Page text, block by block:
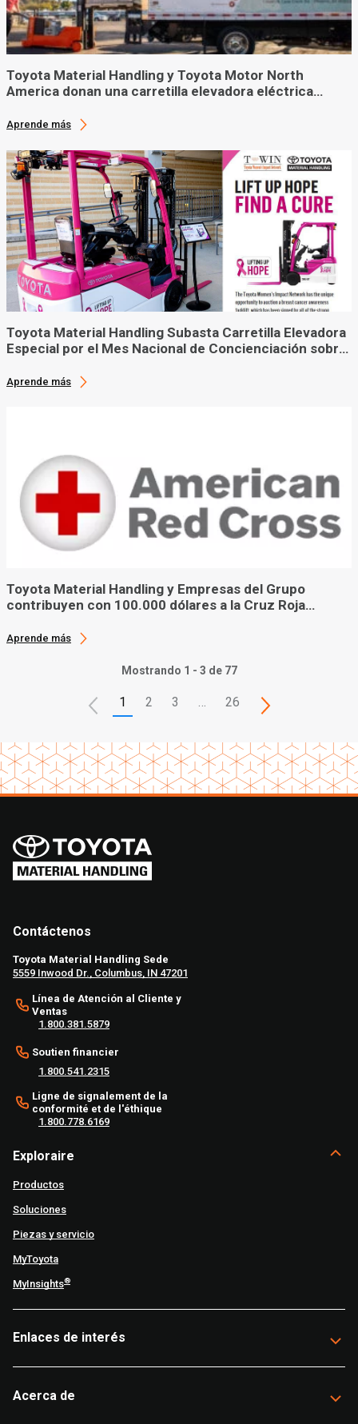
Toyota Material Handling y Toyota Motor North
America donan una carretilla elevadora eléctrica
Phoenix
Aprende más
Toyota Material Handling Subasta Carretilla Elevadora
Especial por el Mes Nacional de Concienciación sobre
Aprende más
Toyota Material Handling y Empresas del Grupo
contribuyen con 100.000 dólares a la Cruz Roja
Aprende más
Mostrando 1 - 3 de 77
1 2 3 … 26
Contáctenos
Toyota Material Handling Sede
5559 Inwood Dr., Columbus, IN 47201
Línea de Atención al Cliente y
Ventas
1.800.381.5879
Soutien financier
1.800.541.2315
Ligne de signalement de la
conformité et de l'éthique
1.800.778.6169
Exploraire
Productos
Soluciones
Piezas y servicio
MyToyota
MyInsights®
Enlaces de interés
Acerca de